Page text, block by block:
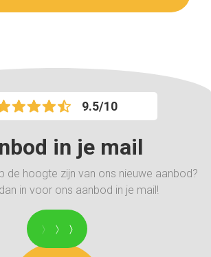
9.5/10
in je mail
de hoogte zijn van ons nieuwe aanbod?
in voor ons aanbod in je mail!